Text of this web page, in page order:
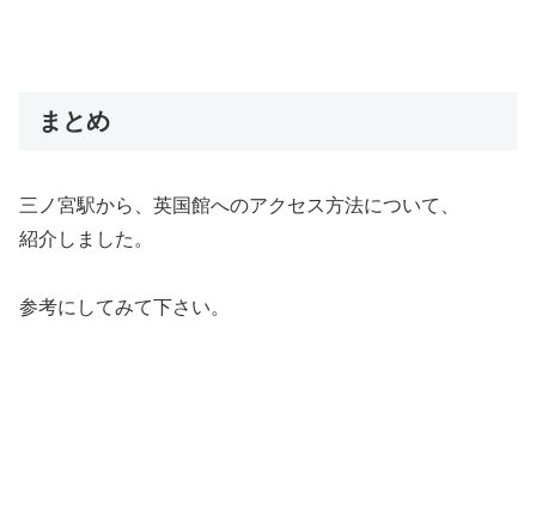
まとめ
三ノ宮駅から、英国館へのアクセス方法について、
紹介しました。
参考にしてみて下さい。